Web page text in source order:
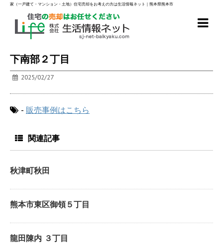
家（一戸建て・マンション・土地）住宅売却をお考えの方は生活情報ネット｜熊本県熊本市
下南部２丁目
2025/02/27
- 販売事例はこちら
関連記事
秋津町秋田
熊本市東区御領５丁目
龍田陳内 ３丁目